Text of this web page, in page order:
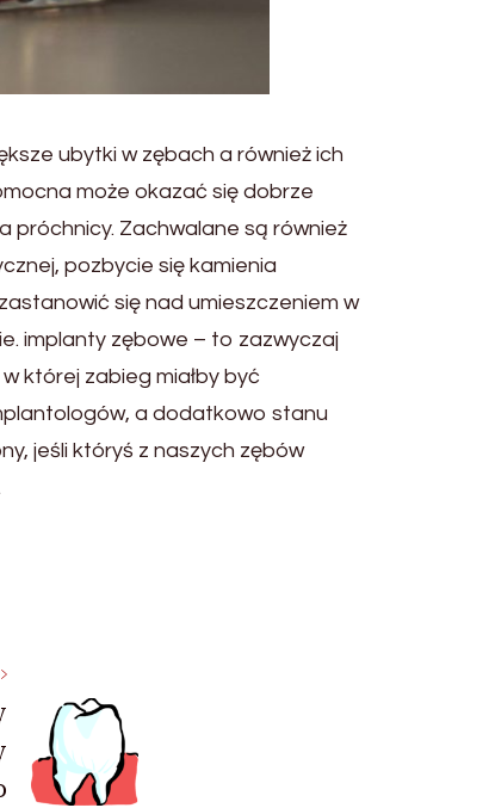
ubytki w zębach a również ich
może okazać się dobrze
próchnicy. Zachwalane są również
pozbycie się kamienia
się nad umieszczeniem w
implanty zębowe – to zazwyczaj
której zabieg miałby być
a dodatkowo stanu
jeśli któryś z naszych zębów